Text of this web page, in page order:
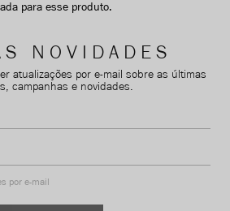
para esse produto.
NOVIDADES
atualizações por e-mail sobre as últimas
campanhas e novidades.
por e-mail